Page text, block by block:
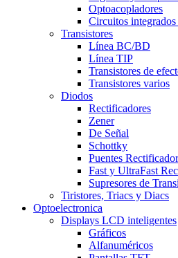
Optoacopladores
Circuitos
Transistores
Línea BC/BD
Línea TIP
Transistores de
Transistores varios
Diodos
Rectificadores
Zener
De Señal
Schottky
Puentes
Fast y UltraFast
Supresores de
Tiristores, Triacs y Diacs
Optoelectronica
Displays LCD inteligentes
Gráficos
Alfanuméricos